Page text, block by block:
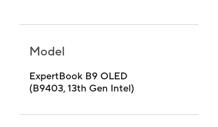
Model
ExpertBook B9 OLED
(B9403, 13th Gen Intel)